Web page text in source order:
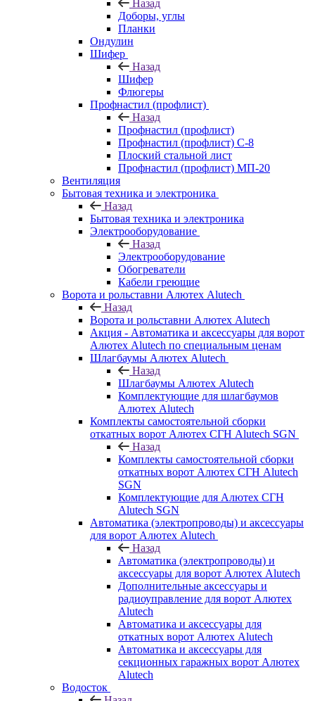
Назад
Доборы, углы
Планки
Ондулин
Шифер
Назад
Шифер
Флюгеры
Профнастил (профлист)
Назад
Профнастил (профлист)
Профнастил (профлист) С-8
Плоский стальной лист
Профнастил (профлист) МП-20
Вентиляция
Бытовая техника и электроника
Назад
Бытовая техника и электроника
Электрооборудование
Назад
Электрооборудование
Обогреватели
Кабели греющие
Ворота и рольставни Алютех Alutech
Назад
Ворота и рольставни Алютех Alutech
Акция - Автоматика и аксессуары для ворот
Алютех Alutech по специальным ценам
Шлагбаумы Алютех Alutech
Назад
Шлагбаумы Алютех Alutech
Комплектующие для шлагбаумов
Алютех Alutech
Комплекты самостоятельной сборки
откатных ворот Алютех СГН Alutech SGN
Назад
Комплекты самостоятельной сборки
откатных ворот Алютех СГН Alutech
SGN
Комплектующие для Алютех СГН
Alutech SGN
Автоматика (электропроводы) и аксессуары
для ворот Алютех Alutech
Назад
Автоматика (электропроводы) и
аксессуары для ворот Алютех Alutech
Дополнительные аксессуары и
радиоуправление для ворот Алютех
Alutech
Автоматика и аксессуары для
откатных ворот Алютех Alutech
Автоматика и аксессуары для
секционных гаражных ворот Алютех
Alutech
Водосток